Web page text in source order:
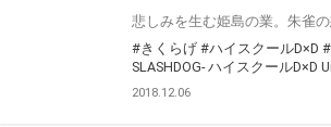
#きくらげ #ハイスクールD×D
SLASHDOG- ハイスクールD×D
2018.12.06